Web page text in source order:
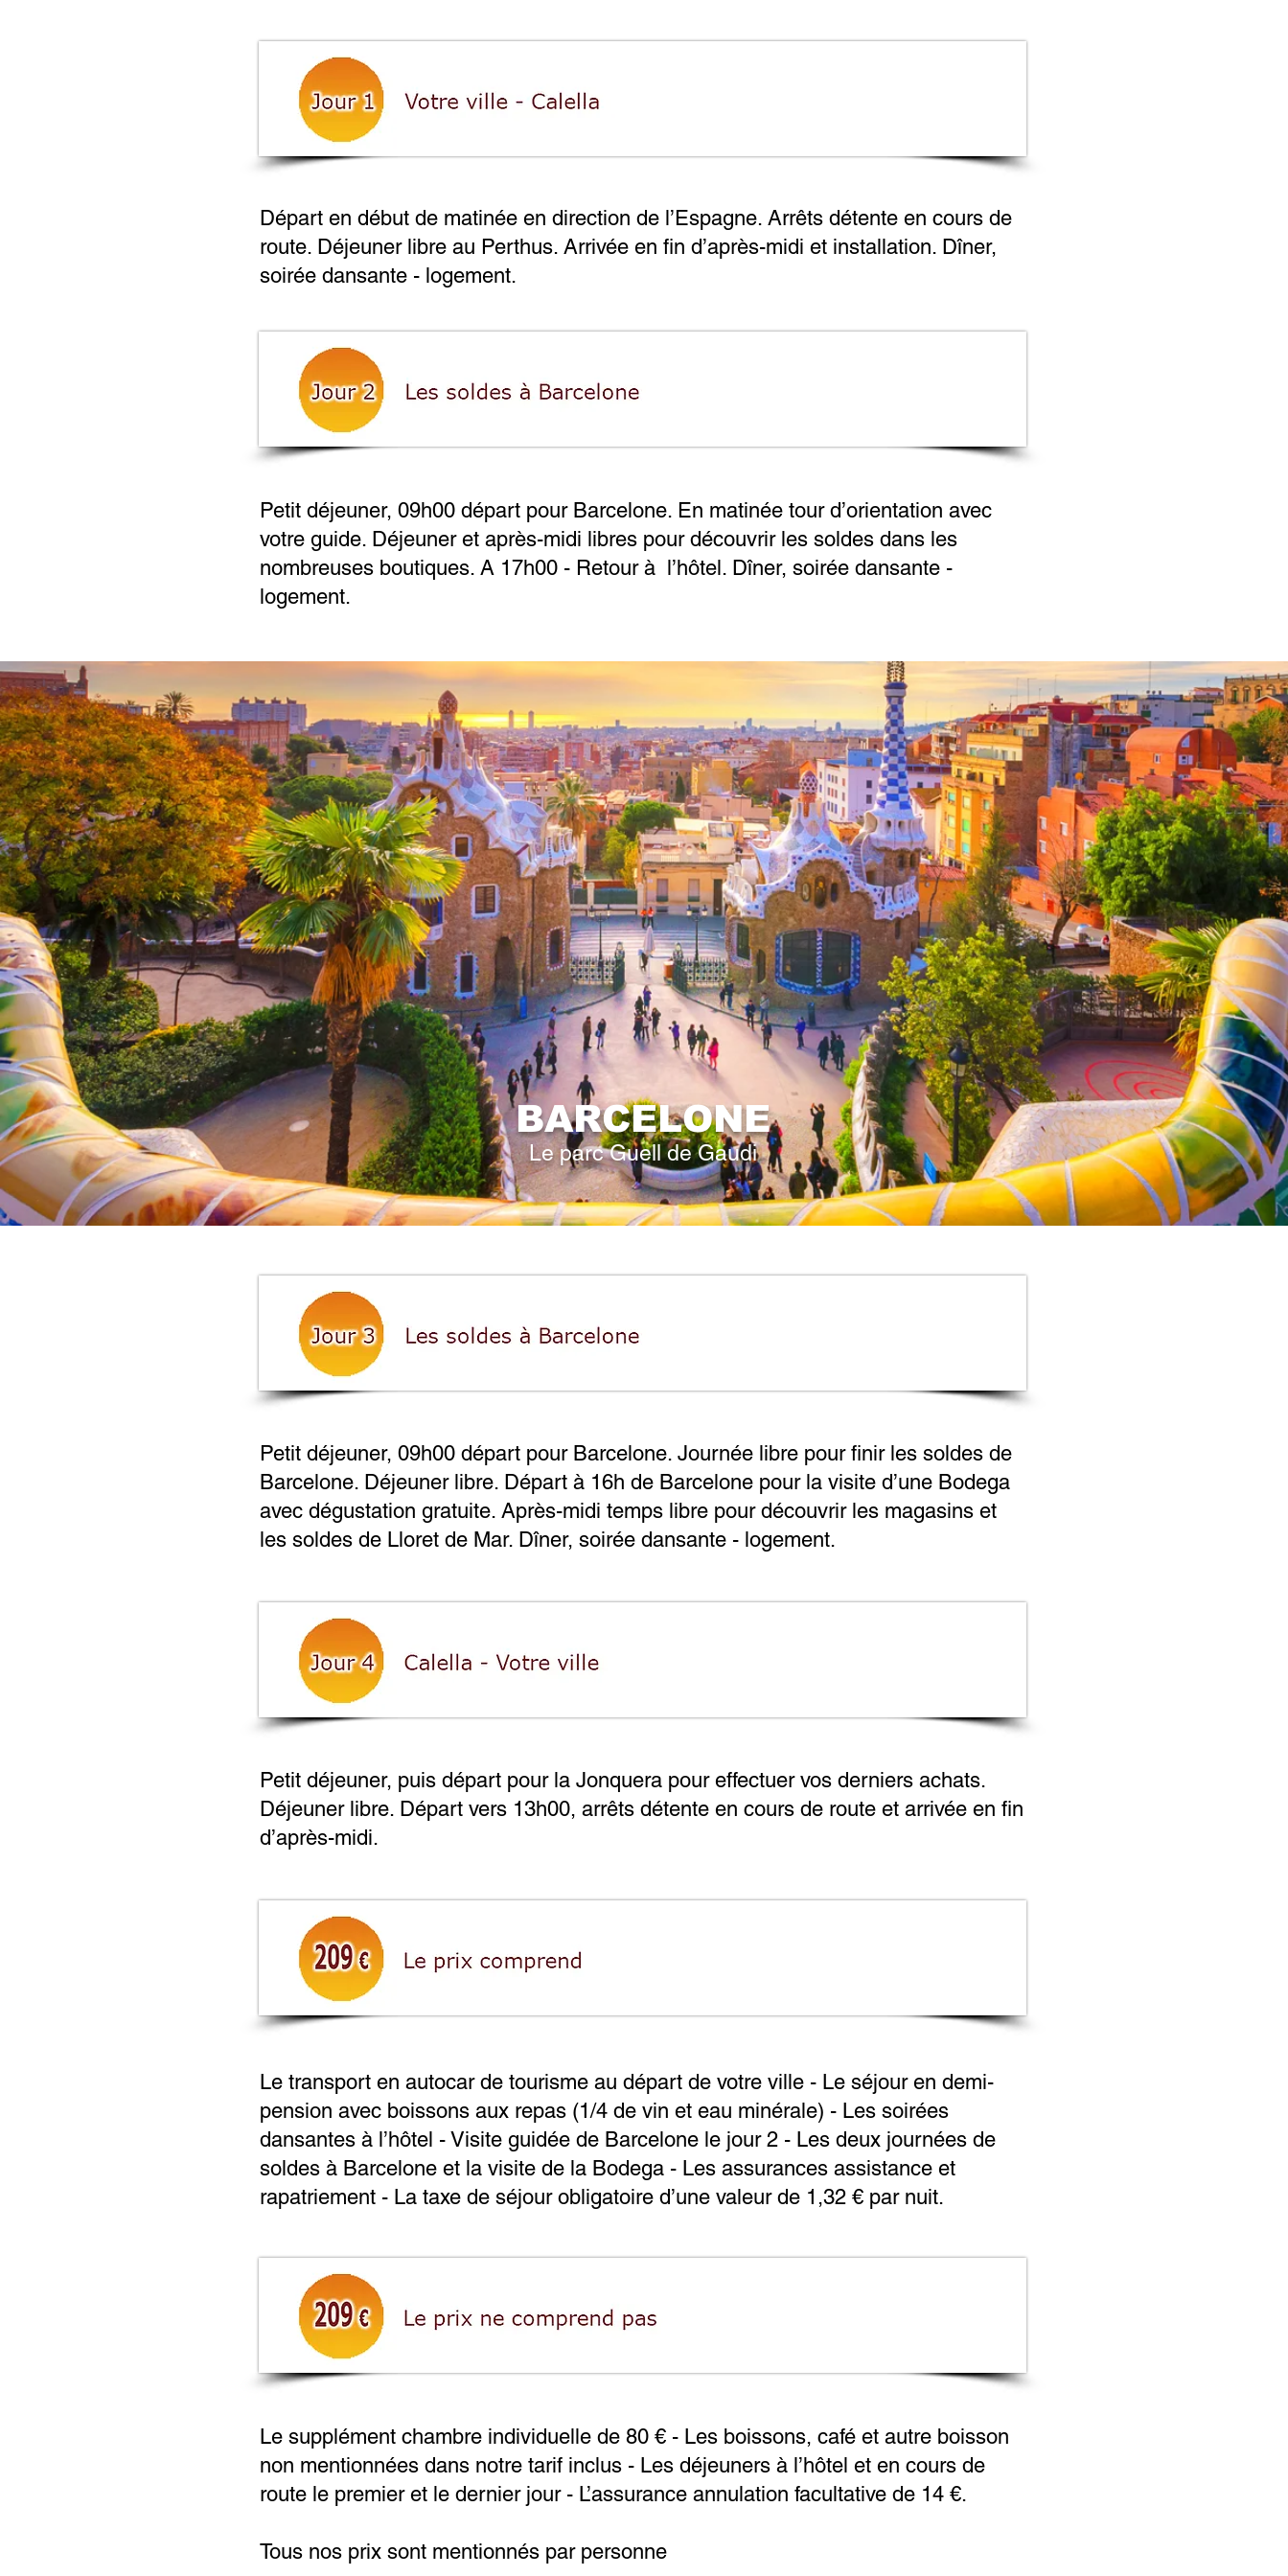
Départ en début de matinée en direction de l’Espagne. Arrêts détente en cours de
route. Déjeuner libre au Perthus. Arrivée en fin d’après-midi et installation. Dîner,
soirée dansante - logement.
Petit déjeuner, 09h00 départ pour Barcelone. En matinée tour d’orientation avec
votre guide. Déjeuner et après-midi libres pour découvrir les soldes dans les
nombreuses boutiques. A 17h00 - Retour à l’hôtel. Dîner, soirée dansante -
logement.
BARCELONE
Le parc Guell de Gaudi
Petit déjeuner, 09h00 départ pour Barcelone. Journée libre pour finir les soldes de
Barcelone. Déjeuner libre. Départ à 16h de Barcelone pour la visite d’une Bodega
avec dégustation gratuite. Après-midi temps libre pour découvrir les magasins et
les soldes de Lloret de Mar. Dîner, soirée dansante - logement.
Petit déjeuner, puis départ pour la Jonquera pour effectuer vos derniers achats.
Déjeuner libre. Départ vers 13h00, arrêts détente en cours de route et arrivée en fin
d’après-midi.
Le transport en autocar de tourisme au départ de votre ville - Le séjour en demi-
pension avec boissons aux repas (1/4 de vin et eau minérale) - Les soirées
dansantes à l’hôtel - Visite guidée de Barcelone le jour 2 - Les deux journées de
soldes à Barcelone et la visite de la Bodega - Les assurances assistance et
rapatriement - La taxe de séjour obligatoire d’une valeur de 1,32 € par nuit.
Le supplément chambre individuelle de 80 € - Les boissons, café et autre boisson
non mentionnées dans notre tarif inclus - Les déjeuners à l’hôtel et en cours de
route le premier et le dernier jour - L’assurance annulation facultative de 14 €.
Tous nos prix sont mentionnés par personne